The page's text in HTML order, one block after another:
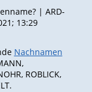
| ARD-
13:29
Nachnamen
ROBLICK,